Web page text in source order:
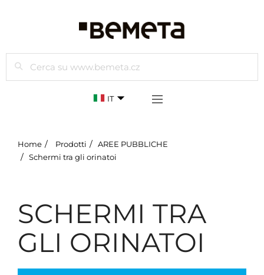
Cercare
IT
Home Prodotti
AREE PUBBLICHE
Schermi tra gli orinatoi
SCHERMI TRA
GLI ORINATOI